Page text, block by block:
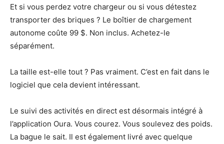
Et si vous perdez votre chargeur ou si vous détestez
transporter des briques ? Le boîtier de chargement
autonome coûte 99 $. Non inclus. Achetez-le
séparément.
La taille est-elle tout ? Pas vraiment. C’est en fait dans le
logiciel que cela devient intéressant.
Le suivi des activités en direct est désormais intégré à
l’application Oura. Vous courez. Vous soulevez des poids.
La bague le sait. Il est également livré avec quelque